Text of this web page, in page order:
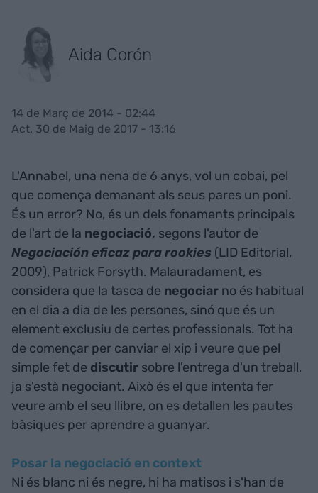
Aida Corón
14 de Març de 2014 - 02:44
Act. 30 de Maig de 2017 - 13:16
L'Annabel, una nena de 6 anys, vol un cobai, pel
que comença demanant als seus pares un poni.
És un error? No, és un dels fonaments principals
de l'art de la negociació, segons l'autor de
Negociación eficaz para rookies (LID Editorial,
2009), Patrick Forsyth. Malauradament, es
considera que la tasca de negociar no és habitual
en el dia a dia de les persones, sinó que és un
element exclusiu de certes professionals. Tot ha
de començar per canviar el xip i veure que pel
simple fet de discutir sobre l'entrega d'un treball,
ja s'està negociant. Això és el que intenta fer
veure amb el seu llibre, on es detallen les pautes
bàsiques per aprendre a guanyar.
Posar la negociació en context
Ni és blanc ni és negre, hi ha matisos i s'han de